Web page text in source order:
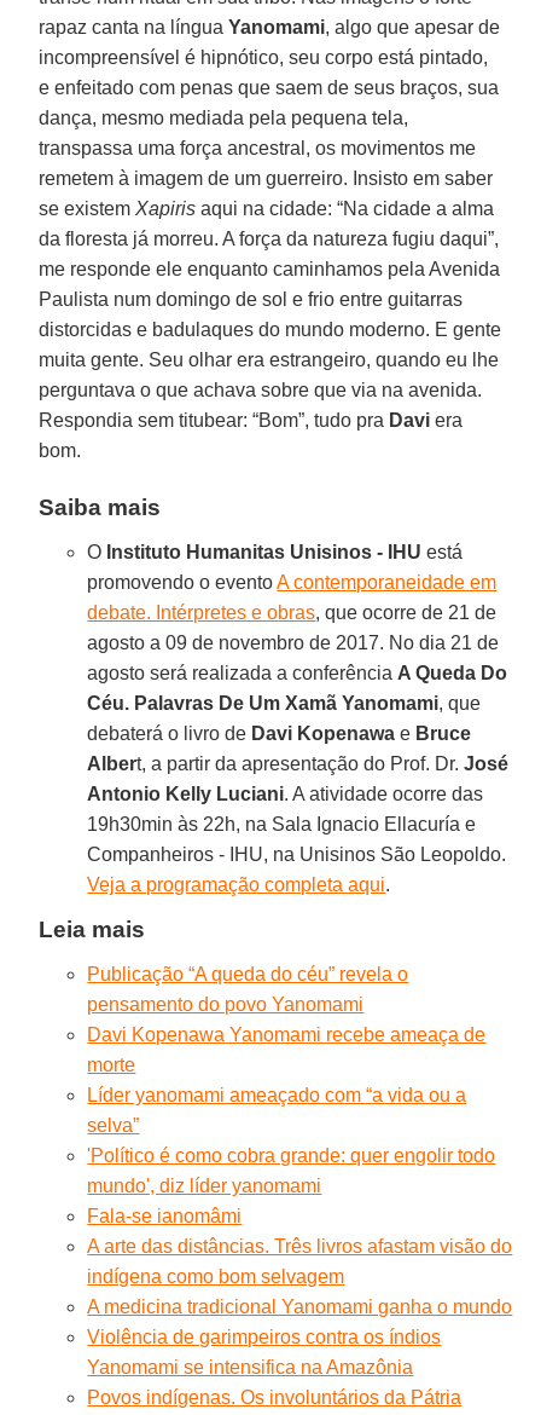
rapaz canta na línguaYanomami, algo que apesar de
incompreensível é hipnótico, seu corpo está pintado,
e enfeitado com penas que saem de seus braços, sua
dança, mesmo mediada pela pequena tela,
transpassa uma força ancestral, os movimentos me
remetem à imagem de um guerreiro. Insisto em saber
se existemXapiris aqui na cidade: “Na cidade a alma
da floresta já morreu. A força da natureza fugiu daqui”,
me responde ele enquanto caminhamos pela Avenida
Paulista num domingo de sol e frio entre guitarras
distorcidas e badulaques do mundo moderno. E gente
muita gente. Seu olhar era estrangeiro, quando eu lhe
perguntava o que achava sobre que via na avenida.
Respondia sem titubear: “Bom”, tudo pra Davi era
bom.
Saiba mais
O Instituto Humanitas Unisinos - IHU está
promovendo o eventoA contemporaneidade em
debate. Intérpretes e obras, que ocorre de 21 de
agosto a 09 de novembro de 2017. No dia 21 de
agosto será realizada a conferência A Queda Do
Céu. Palavras De Um Xamã Yanomami, que
debaterá o livro de Davi Kopenawa e Bruce
Albert, a partir da apresentação do Prof. Dr. José
Antonio Kelly Luciani. A atividade ocorre das
19h30min às 22h, na Sala Ignacio Ellacuría e
Companheiros - IHU, na Unisinos São Leopoldo.
Veja a programação completa aqui.
Leia mais
Publicação “A queda do céu” revela o
pensamento do povo Yanomami
Davi Kopenawa Yanomami recebe ameaça de
morte
Líder yanomami ameaçado com “a vida ou a
selva”
'Político é como cobra grande: quer engolir todo
mundo', diz líder yanomami
Fala-se ianomâmi
A arte das distâncias. Três livros afastam visão do
indígena como bom selvagem
A medicina tradicional Yanomami ganha o mundo
Violência de garimpeiros contra os índios
Yanomami se intensifica na Amazônia
Povos indígenas. Os involuntários da Pátria